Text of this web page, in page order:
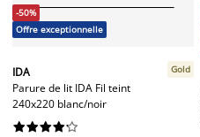
-50%
Offre exceptionnelle
IDA
Parure de lit IDA Fil teint
240x220 blanc/noir
Gold





